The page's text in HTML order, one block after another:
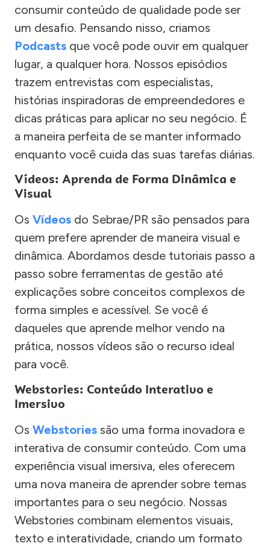
consumir conteúdo de qualidade pode ser
um desafio. Pensando nisso, criamos
Podcasts que você pode ouvir em qualquer
lugar, a qualquer hora. Nossos episódios
trazem entrevistas com especialistas,
histórias inspiradoras de empreendedores e
dicas práticas para aplicar no seu negócio. É
a maneira perfeita de se manter informado
enquanto você cuida das suas tarefas diárias.
Vídeos: Aprenda de Forma Dinâmica e
Visual
Os Vídeos do Sebrae/PR são pensados para
quem prefere aprender de maneira visual e
dinâmica. Abordamos desde tutoriais passo a
passo sobre ferramentas de gestão até
explicações sobre conceitos complexos de
forma simples e acessível. Se você é
daqueles que aprende melhor vendo na
prática, nossos vídeos são o recurso ideal
para você.
Webstories: Conteúdo Interativo e
Imersivo
Os Webstories são uma forma inovadora e
interativa de consumir conteúdo. Com uma
experiência visual imersiva, eles oferecem
uma nova maneira de aprender sobre temas
importantes para o seu negócio. Nossas
Webstories combinam elementos visuais,
texto e interatividade, criando um formato